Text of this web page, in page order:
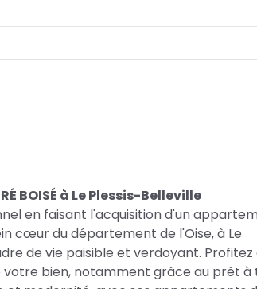
BOISÉ à Le Plessis-Belleville
en faisant l'acquisition d'un
cœur du département de l'Oise, à Le
de vie paisible et verdoyant. Profitez
bien, notamment grâce au prêt à